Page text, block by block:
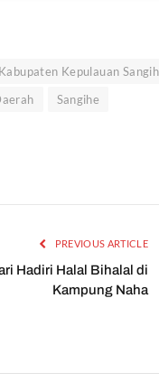
Kabupaten Kepulauan
Sangihe
PREVIOUS ARTICLE
Hadiri Halal Bihalal di
Kampung Naha